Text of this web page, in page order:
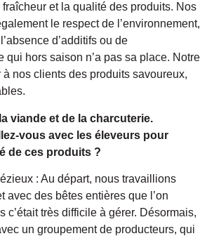
et la qualité des produits. Nos
le respect de l’environnement,
d’additifs ou de
qui hors saison n’a pas sa place. Notre
à nos clients des produits savoureux,
viande et de la charcuterie.
vous avec les éleveurs pour
de ces produits ?
: Au départ, nous travaillions
avec des bêtes entières que l’on
c’était très difficile à gérer. Désormais,
un groupement de producteurs, qui